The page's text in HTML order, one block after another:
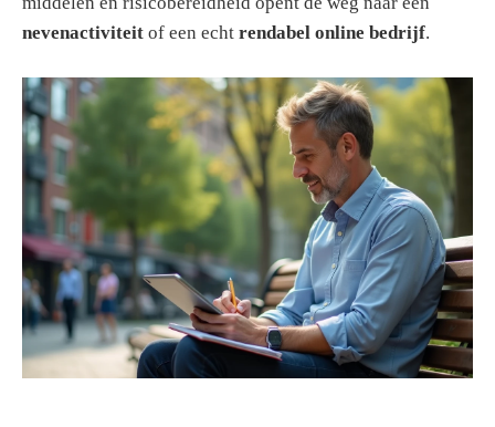
nevenactiviteit of een echt rendabel online bedrijf.